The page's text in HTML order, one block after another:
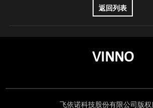
返回列表
VINNO
飞依诺科技股份有限公司版权